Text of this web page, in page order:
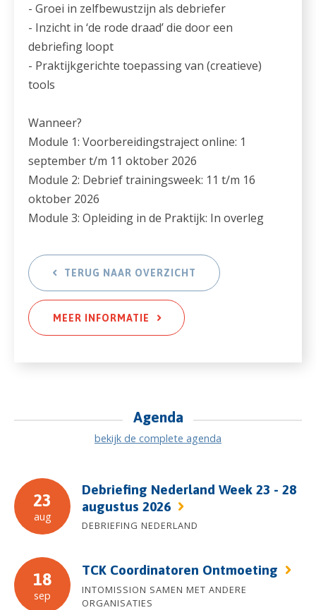
- Groei in zelfbewustzijn als debriefer
- Inzicht in ‘de rode draad’ die door een
debriefing loopt
- Praktijkgerichte toepassing van (creatieve)
tools
Wanneer?
Module 1: Voorbereidingstraject online: 1
september t/m 11 oktober 2026
Module 2: Debrief trainingsweek: 11 t/m 16
oktober 2026
Module 3: Opleiding in de Praktijk: In overleg
TERUG NAAR OVERZICHT
MEER INFORMATIE
Agenda
bekijk de complete agenda
23
aug
Debriefing Nederland Week 23 - 28
augustus 2026
DEBRIEFING NEDERLAND
18
sep
TCK Coordinatoren Ontmoeting
INTOMISSION SAMEN MET ANDERE
ORGANISATIES